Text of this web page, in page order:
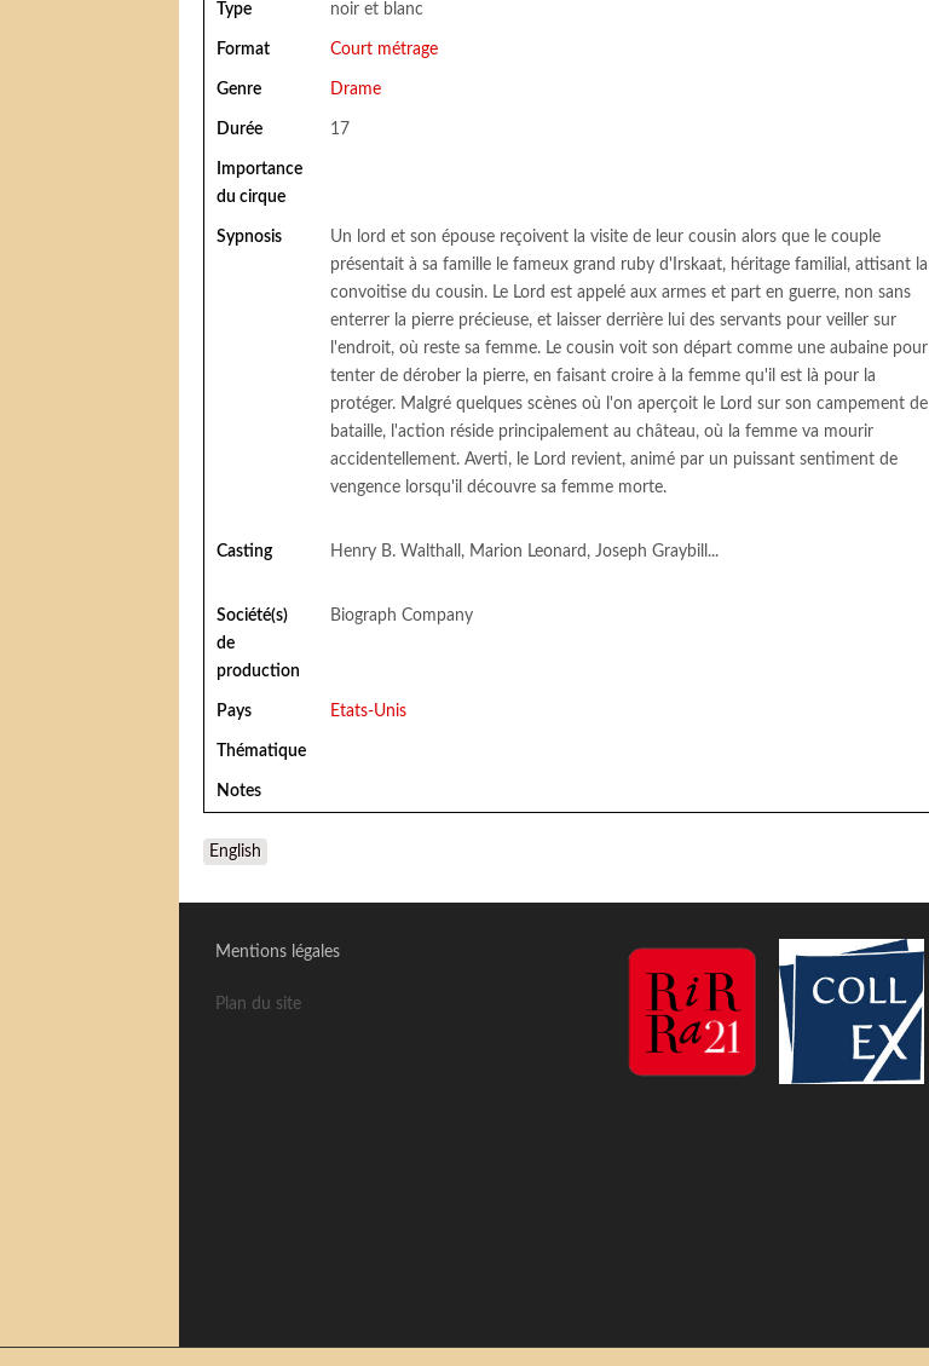
Type noir et blanc
Format Court métrage
Genre Drame
Durée 17
Importance
du cirque
Sypnosis
Un lord et son épouse reçoivent la visite de leur cousin alors que le couple
présentait à sa famille le fameux grand ruby d'Irskaat, héritage familial, attisant la
convoitise du cousin. Le Lord est appelé aux armes et part en guerre, non sans
enterrer la pierre précieuse, et laisser derrière lui des servants pour veiller sur
l'endroit, où reste sa femme. Le cousin voit son départ comme une aubaine pour
tenter de dérober la pierre, en faisant croire à la femme qu'il est là pour la
protéger. Malgré quelques scènes où l'on aperçoit le Lord sur son campement de
bataille, l'action réside principalement au château, où la femme va mourir
accidentellement. Averti, le Lord revient, animé par un puissant sentiment de
vengence lorsqu'il découvre sa femme morte.
Casting Henry B. Walthall, Marion Leonard, Joseph Graybill...
Société(s)
de
production
Biograph Company
Pays Etats-Unis
Thématique
Notes
English
Mentions légales
Plan du site